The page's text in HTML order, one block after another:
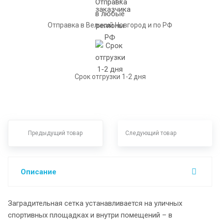
Отправка в Великий Новгород и по РФ
Срок отгрузки 1-2 дня
Предыдущий товар Следующий товар
Описание
Заградительная сетка устанавливается на уличных
спортивных площадках и внутри помещений – в